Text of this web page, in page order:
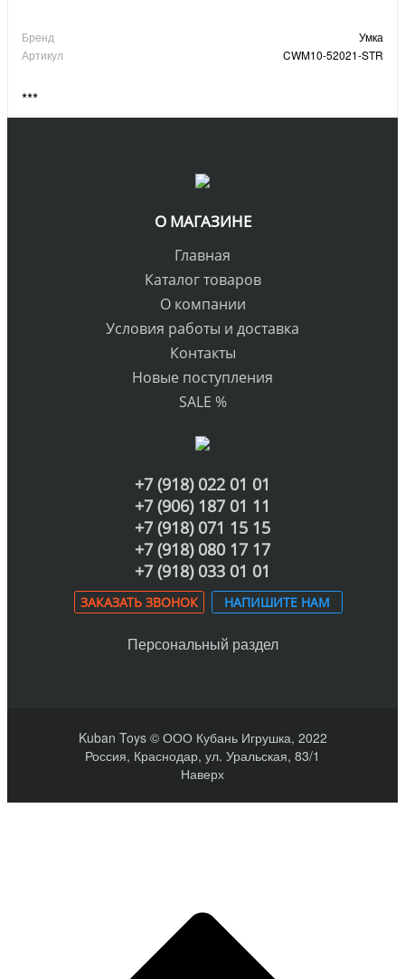
Бренд
Умка
Артикул
CWM10-52021-STR
***
О МАГАЗИНЕ
Главная
Каталог товаров
О компании
Условия работы и доставка
Контакты
Новые поступления
SALE %
+7 (918) 022 01 01
+7 (906) 187 01 11
+7 (918) 071 15 15
+7 (918) 080 17 17
+7 (918) 033 01 01
ЗАКАЗАТЬ ЗВОНОК НАПИШИТЕ НАМ
Персональный раздел
Kuban Toys © ООО Кубань Игрушка, 2022
Россия, Краснодар, ул. Уральская, 83/1
Наверх